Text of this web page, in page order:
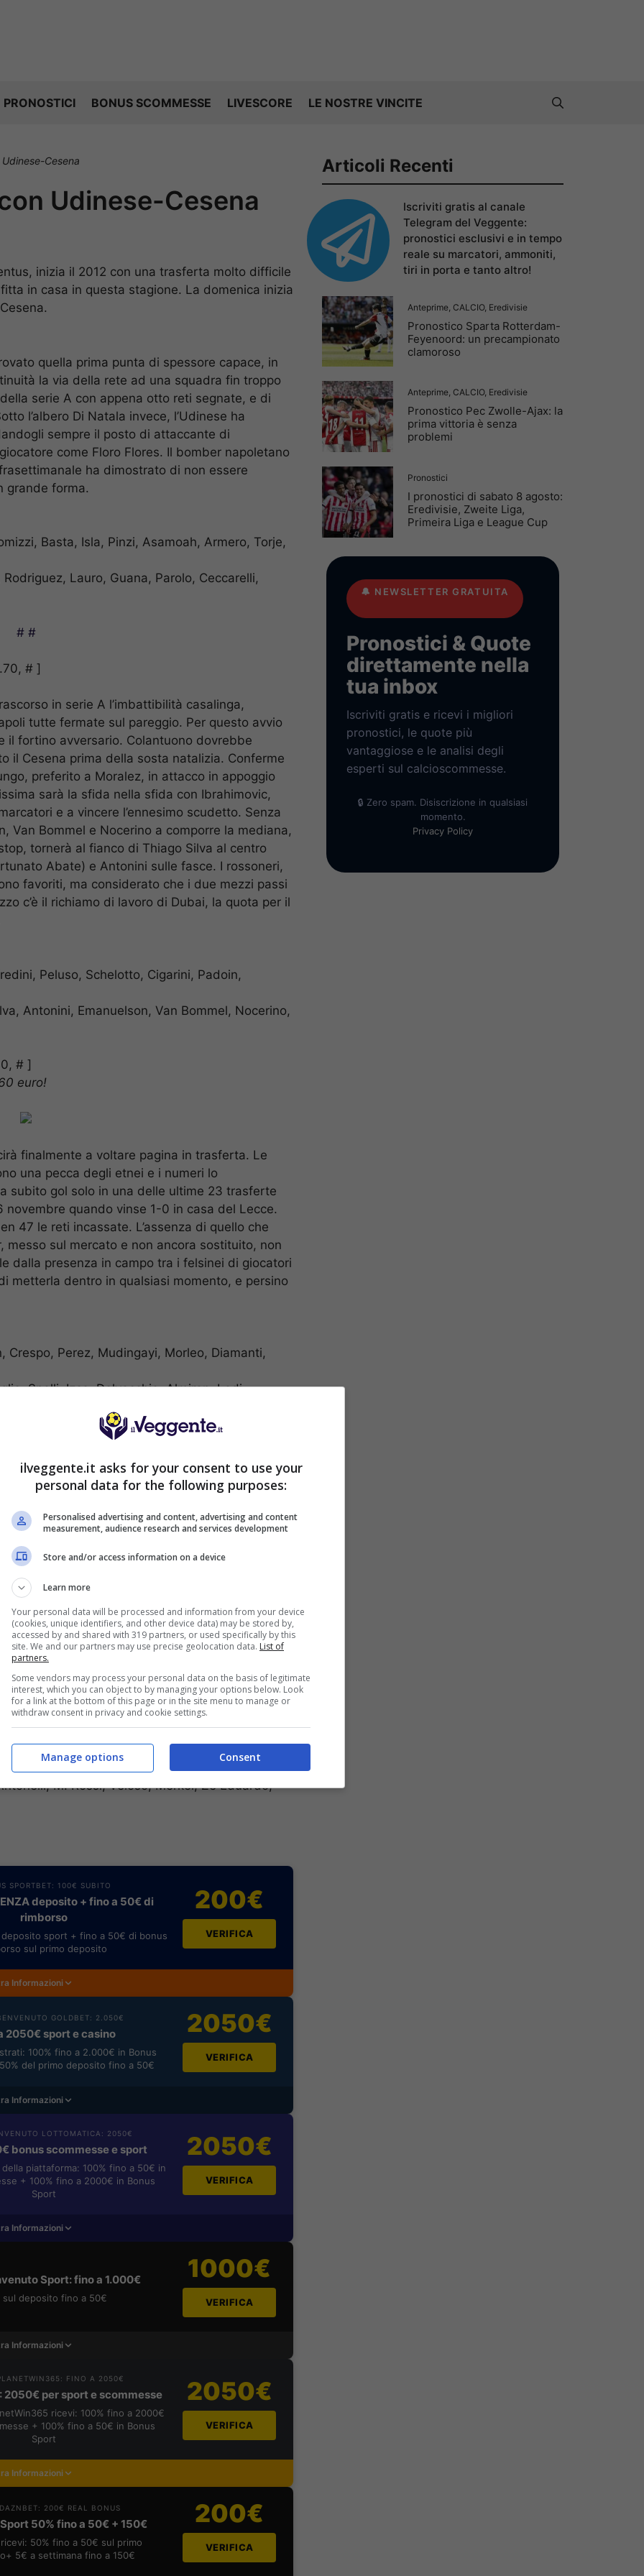
PRONOSTICI BONUS SCOMMESSE LIVESCORE LE NOSTRE VINCITE
Cesena
Udinese-Cesena
inizia il 2012 con una trasferta molto difficile
in casa in questa stagione. La domenica inizia
quella prima punta di spessore capace, in
la via della rete ad una squadra fin troppo
serie A con appena otto reti segnate, e di
l’albero Di Natala invece, l’Udinese ha
sempre il posto di attaccante di
come Floro Flores. Il bomber napoletano
ha dimostrato di non essere
grande forma.
Basta, Isla, Pinzi, Asamoah, Armero, Torje,
Lauro, Guana, Parolo, Ceccarelli,
# #
# ]
in serie A l’imbattibilità casalinga,
tutte fermate sul pareggio. Per questo avvio
il fortino avversario. Colantuono dovrebbe
il Cesena prima della sosta natalizia. Conferme
preferito a Moralez, in attacco in appoggio
sarà la sfida nella sfida con Ibrahimovic,
e a vincere l’ennesimo scudetto. Senza
Van Bommel e Nocerino a comporre la mediana,
tornerà al fianco di Thiago Silva al centro
Abate) e Antonini sulle fasce. I rossoneri,
favoriti, ma considerato che i due mezzi passi
c’è il richiamo di lavoro di Dubai, la quota per il
Peluso, Schelotto, Cigarini, Padoin,
Antonini, Emanuelson, Van Bommel, Nocerino,
# ]
euro!
finalmente a voltare pagina in trasferta. Le
una pecca degli etnei e i numeri lo
subito gol solo in una delle ultime 23 trasferte
quando vinse 1-0 in casa del Lecce.
47 le reti incassate. L’assenza di quello che
sul mercato e non ancora sostituito, non
dalla presenza in campo tra i felsinei di giocatori
metterla dentro in qualsiasi momento, e persino
Crespo, Perez, Mudingayi, Morleo, Diamanti,
Spolli, Izco, Delvecchio, Almiron, Lodi,
• [ 1.25, # ] –1X DC
da 296 minuti in campionato, e in casa ha
ben quattro volte il risultato di 0-0.
sicuro il ritorno di Dessena aumenta la qualità
e anche Larrivey e Ibarbo hanno duettato
Tutti segnali che lasciano pensare in
e che in trasferta è stata bucata addirittura 17
2012: c’è Marino, allenatore solitamente
è arrivato Gilardino. Dalla stagione 2003/2004
la doppia cifra. Visto che al momento è fermo
8 gol dal nuovo bomber fino al termine
il Cagliari?
Agostini; Dessena, Nainggolan, Ekdal; Cossu;
M. Rossi, Veloso, Merkel, Zè Eduardo,
SPORTBET: 100€ SUBITO
deposito + fino a 50€ di
rimborso
sport + fino a 50€ di bonus
sul primo deposito
200€
VERIFICA
Informazioni
GOLDBET: 2.050€
2050€ sport e casino
100% fino a 2.000€ in Bonus
del primo deposito fino a 50€
2050€
VERIFICA
Informazioni
LOTTOMATICA: 2050€
bonus scommesse e sport
piattaforma: 100% fino a 50€ in
+ 100% fino a 2000€ in Bonus
Sport
2050€
VERIFICA
Informazioni
Sport: fino a 1.000€
sul deposito fino a 50€
1000€
VERIFICA
Informazioni
FINO A 2050€
per sport e scommesse
ricevi: 100% fino a 2000€
+ 100% fino a 50€ in Bonus
Sport
2050€
VERIFICA
Informazioni
200€ REAL BONUS
50% fino a 50€ + 150€
50% fino a 50€ sul primo
5€ a settimana fino a 150€
200€
VERIFICA
Articoli Recenti
Iscriviti gratis al canale
Telegram del Veggente:
pronostici esclusivi e in tempo
reale su marcatori, ammoniti,
tiri in porta e tanto altro!
Anteprime, CALCIO, Eredivisie
Pronostico Sparta Rotterdam-
Feyenoord: un precampionato
clamoroso
Anteprime, CALCIO, Eredivisie
Pronostico Pec Zwolle-Ajax: la
prima vittoria è senza
problemi
Pronostici
I pronostici di sabato 8 agosto:
Eredivisie, Zweite Liga,
Primeira Liga e League Cup
🔔 NEWSLETTER GRATUITA
Pronostici & Quote
direttamente nella
tua inbox
Iscriviti gratis e ricevi i migliori
pronostici, le quote più
vantaggiose e le analisi degli
esperti sul calcioscommesse.
🔒 Zero spam. Disiscrizione in qualsiasi
momento.
Privacy Policy
ilveggente.it asks for your consent to use your
personal data for the following purposes:
Personalised advertising and content, advertising and content
measurement, audience research and services development
Store and/or access information on a device
Learn more
Your personal data will be processed and information from your device
(cookies, unique identifiers, and other device data) may be stored by,
accessed by and shared with 319 partners, or used specifically by this
site. We and our partners may use precise geolocation data. List of
partners.
Some vendors may process your personal data on the basis of legitimate
interest, which you can object to by managing your options below. Look
for a link at the bottom of this page or in the site menu to manage or
withdraw consent in privacy and cookie settings.
Consent
Manage options